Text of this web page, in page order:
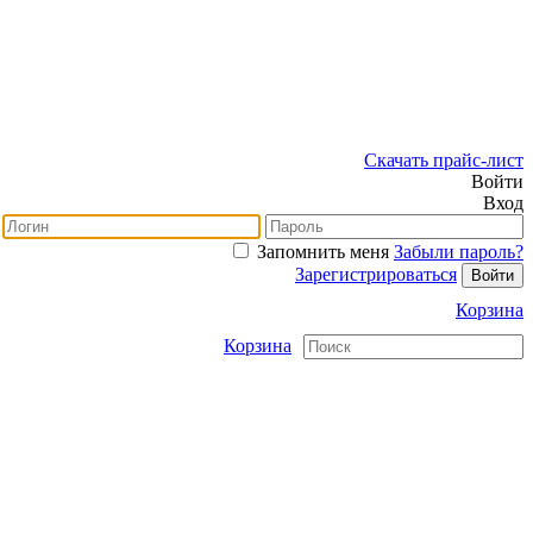
Скачать прайс-лист
Войти
Вход
Запомнить меня Забыли пароль?
Зарегистрироваться
Корзина
Корзина